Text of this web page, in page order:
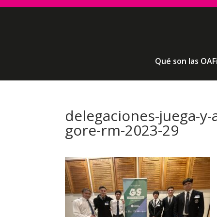
Qué son las
delegaciones-juega-
gore-rm-2023-29